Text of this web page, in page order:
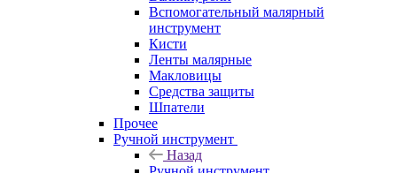
Вспомогательный малярный
инструмент
Кисти
Ленты малярные
Макловицы
Средства защиты
Шпатели
Прочее
Ручной инструмент
Назад